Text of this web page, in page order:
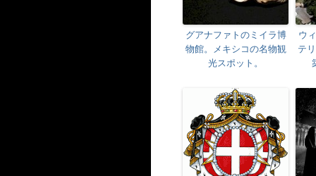
グアナファトのミイラ博
物館。メキシコの名物観
光スポット。
ウ
テ